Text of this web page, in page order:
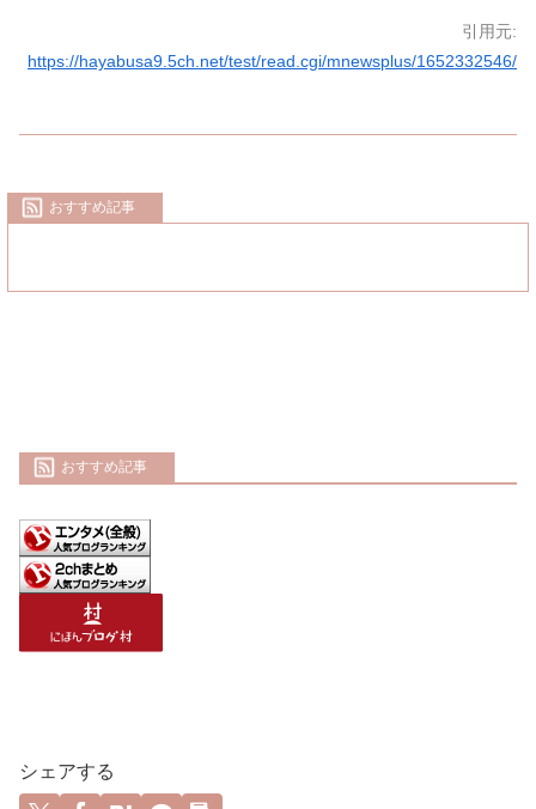
引用元:
https://hayabusa9.5ch.net/test/read.cgi/mnewsplus/1652332546/
おすすめ記事
おすすめ記事
シェアする